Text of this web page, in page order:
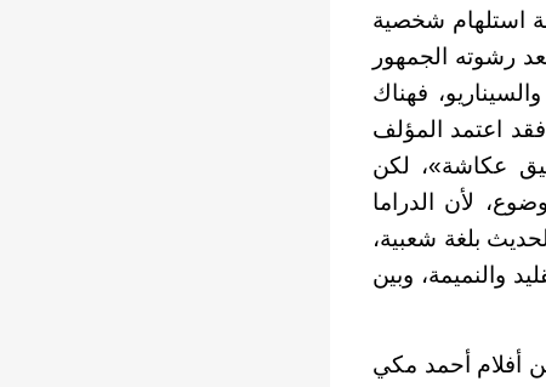
استلهام شخصية
رشوته الجمهور
فهناك
اعتمد المؤلف
عكاشة»، لكن
لأن الدراما
بلغة شعبية،
والنميمة، وبين
أفلام أحمد مكي